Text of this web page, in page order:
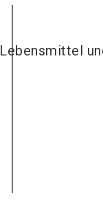
Lebensmittel